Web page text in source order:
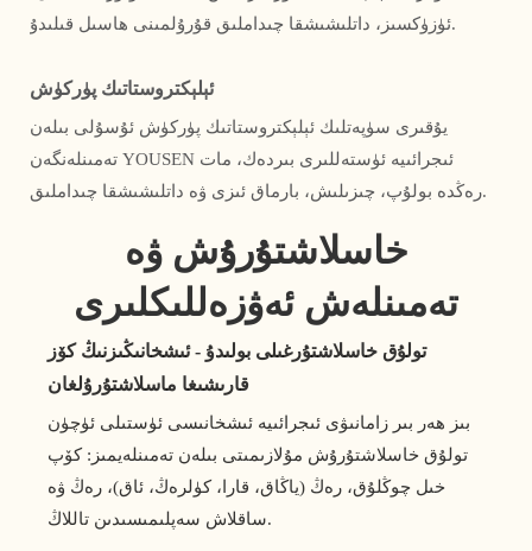
ئۈزۈكسىز، داتلىشىشقا چىداملىق قۇرۇلمىنى ھاسىل قىلىدۇ.
ئېلېكتروستاتىك پۈركۈش
يۇقىرى سۈپەتلىك ئېلېكتروستاتىك پۈركۈش ئۇسۇلى بىلەن
تەمىنلەنگەن YOUSEN ئىجرائىيە ئۈستەللىرى بىردەك، مات
رەڭدە بولۇپ، چىزىلىش، بارماق ئىزى ۋە داتلىشىشقا چىداملىق.
خاسلاشتۇرۇش ۋە
تەمىنلەش ئەۋزەللىكلىرى
تولۇق خاسلاشتۇرغىلى بولىدۇ - ئىشخانىڭىزنىڭ كۆز
قارىشىغا ماسلاشتۇرۇلغان
بىز ھەر بىر زامانىۋى ئىجرائىيە ئىشخانىسى ئۈستىلى ئۈچۈن
تولۇق خاسلاشتۇرۇش مۇلازىمىتى بىلەن تەمىنلەيمىز: كۆپ
خىل چوڭلۇق، رەڭ (ياڭاق، قارا، كۈلرەڭ، ئاق)، رەڭ ۋە
ساقلاش سەپلىمىسىدىن تاللاڭ.